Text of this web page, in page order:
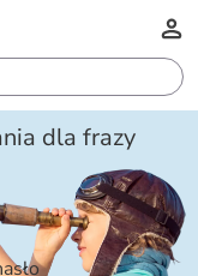
dla frazy